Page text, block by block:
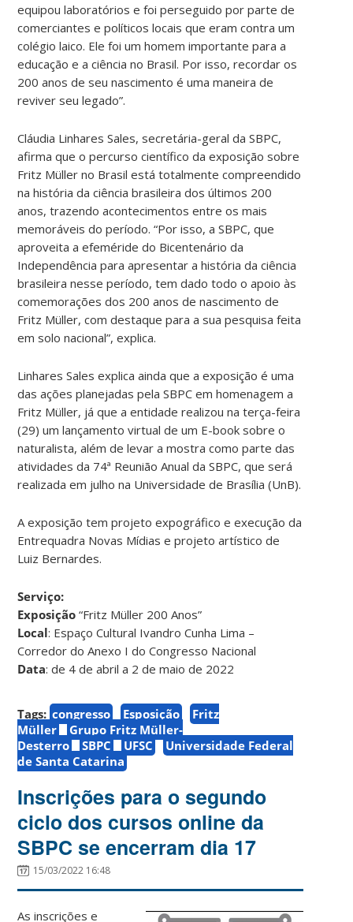
equipou laboratórios e foi perseguido por parte de
comerciantes e políticos locais que eram contra um
colégio laico. Ele foi um homem importante para a
educação e a ciência no Brasil. Por isso, recordar os
200 anos de seu nascimento é uma maneira de
reviver seu legado”.
Cláudia Linhares Sales, secretária-geral da SBPC,
afirma que o percurso científico da exposição sobre
Fritz Müller no Brasil está totalmente compreendido
na história da ciência brasileira dos últimos 200
anos, trazendo acontecimentos entre os mais
memoráveis do período. “Por isso, a SBPC, que
aproveita a efeméride do Bicentenário da
Independência para apresentar a história da ciência
brasileira nesse período, tem dado todo o apoio às
comemorações dos 200 anos de nascimento de
Fritz Müller, com destaque para a sua pesquisa feita
em solo nacional”, explica.
Linhares Sales explica ainda que a exposição é uma
das ações planejadas pela SBPC em homenagem a
Fritz Müller, já que a entidade realizou na terça-feira
(29) um lançamento virtual de um E-book sobre o
naturalista, além de levar a mostra como parte das
atividades da 74ª Reunião Anual da SBPC, que será
realizada em julho na Universidade de Brasília (UnB).
A exposição tem projeto expográfico e execução da
Entrequadra Novas Mídias e projeto artístico de
Luiz Bernardes.
Serviço:
Exposição “Fritz Müller 200 Anos”
Local: Espaço Cultural Ivandro Cunha Lima –
Corredor do Anexo I do Congresso Nacional
Data: de 4 de abril a 2 de maio de 2022
Tags: congresso Esposição
Fritz
Müller
Grupo Fritz Müller-
Desterro
SBPC UFSC
Universidade Federal
de Santa Catarina
Inscrições para o segundo
ciclo dos cursos online da
SBPC se encerram dia 17
15/03/2022 16:48
As inscrições e